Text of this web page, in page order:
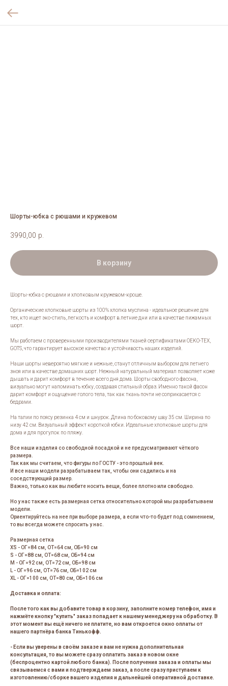
Шорты-юбка с рюшами и кружевом
3990,00 р.
В корзину
Шорты-юбка с рюшами и хлопковым кружевом-кроше.
Органические хлопковые шорты из 100% хлопка муслина - идеальное решение для
тех, кто ищет эко-стиль, легкость и комфорт в летние дни или в качестве пижамных
шорт.
Мы работаем с проверенными производителями тканей сертификатами OEKO-TEX,
GOTS, что гарантирует высокое качество и устойчивость наших изделий.
Наши шорты невероятно мягкие и нежные, станут отличным выбором для летнего
зноя или в качестве домашних шорт. Нежный натуральный материал позволяет коже
дышать и дарит комфорт в течение всего дня дома. Шорты свободного фасона,
визуально могут напоминать юбку, создавая стильный образ. Именно такой фасон
дарит комфорт и ощущение голого тела, так как ткань почти не соприкасается с
бедрами.
На талии по поясу резинка 4 см и шнурок. Длина по боковому шву 35 см. Ширина по
низу 42 см. Визуальный эффект короткой юбки. Идеальные хлопковые шорты для
дома и для прогулок по пляжу.
Все наши изделия со свободной посадкой и не предусматривают чёткого
размера.
Так как мы считаем, что фигуры по ГОСТУ - это прошлый век.
И все наши модели разрабатываем так, чтобы они садились и на
соседствующий размер.
Важно, только как вы любите носить вещи, более плотно или свободно.
Но у нас также есть размерная сетка относительно которой мы разрабатываем
модели.
Ориентируйтесь на нее при выборе размера, а если что-то будет под сомнением,
то вы всегда можете спросить у нас.
Размерная сетка
XS - ОГ=84 см, ОТ=64 см, ОБ=90 см
S - ОГ=88 см, ОТ=68 см, ОБ=94 см
M - ОГ=92 см, ОТ=72 см, ОБ=98 см
L - ОГ=96 см, ОТ=76 см, ОБ=102 см
XL - ОГ=100 см, ОТ=80 см, ОБ=106 см
Доставка и оплата:
После того как вы добавите товар в корзину, заполните номер телефон, имя и
нажмёте кнопку "купить" заказ попадает к нашему менеджеру на обработку. В
этот момент вы ещё ничего не платите, но вам откроется окно оплаты от
нашего партнёра банка Тинькофф.
- Если вы уверены в своём заказе и вам не нужна дополнительная
консультация, то вы можете сразу оплатить заказ в новом окне
(беспроцентно картой любого банка). После получения заказа и оплаты мы
связываемся с вами и подтверждаем заказ, а после сразу приступаем к
изготовлению/сборке вашего изделия и дальнейшей оперативной доставке.